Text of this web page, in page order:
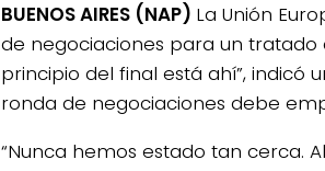
BUENOS AIRES (NAP) La Unión
de negociaciones para un tratado
principio del final está ahí”, indicó
ronda de negociaciones debe
“Nunca hemos estado tan cerca.